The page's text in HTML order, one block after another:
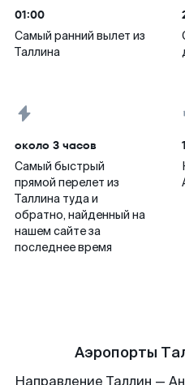
01:00
Самый ранний вылет из
Таллина
около 3 часов
Самый быстрый
прямой перелет из
Таллина туда и
обратно, найденный на
нашем сайте за
последнее время
Аэропорты
Направление Таллин —